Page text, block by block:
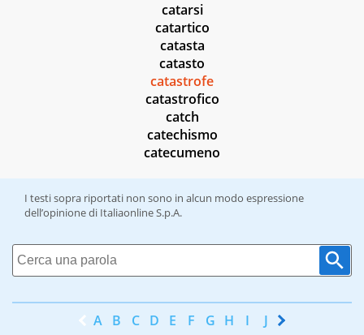
catarsi
catartico
catasta
catasto
catastrofe
catastrofico
catch
catechismo
catecumeno
I testi sopra riportati non sono in alcun modo espressione
dell’opinione di Italiaonline S.p.A.
A B C D E F G H I J K